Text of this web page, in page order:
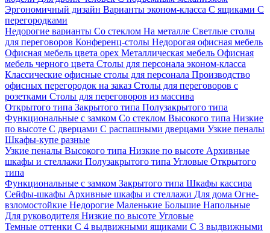
Эргономичный дизайн Варианты эконом-класса С ящиками С
перегородками
Недорогие варианты Со стеклом На металле Светлые столы
для переговоров Конференц-столы Недорогая офисная мебель
Офисная мебель цвета орех Металлическая мебель Офисная
мебель черного цвета Столы для персонала эконом-класса
Классические офисные столы для персонала Производство
офисных перегородок на заказ Столы для переговоров с
розетками Столы для переговоров из массива
Открытого типа Закрытого типа Полузакрытого типа
Функциональные с замком Со стеклом Высокого типа Низкие
по высоте С дверцами С распашными дверцами Узкие пеналы
Шкафы-купе разные
Узкие пеналы Высокого типа Низкие по высоте Архивные
шкафы и стеллажи Полузакрытого типа Угловые Открытого
типа
Функциональные с замком Закрытого типа Шкафы кассира
Сейфы-шкафы Архивные шкафы и стеллажи Для дома Огне-
взломостойкие Недорогие Маленькие Большие Напольные
Для руководителя Низкие по высоте Угловые
Темные оттенки С 4 выдвижными ящиками С 3 выдвижными